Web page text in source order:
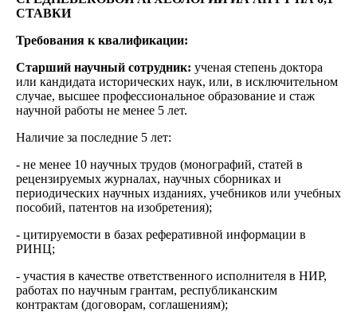
СТАВКИ
Требования к квалификации:
Старший научный сотрудник: ученая степень доктора
или кандидата исторических наук, или, в исключительном
случае, высшее профессиональное образование и стаж
научной работы не менее 5 лет.
Наличие за последние 5 лет:
- не менее 10 научных трудов (монографий, статей в
рецензируемых журналах, научных сборниках и
периодических научных изданиях, учебников или учебных
пособий, патентов на изобретения);
- цитируемости в базах реферативной информации в
РИНЦ;
- участия в качестве ответственного исполнителя в НИР,
работах по научным грантам, республиканским
контрактам (договорам, соглашениям);